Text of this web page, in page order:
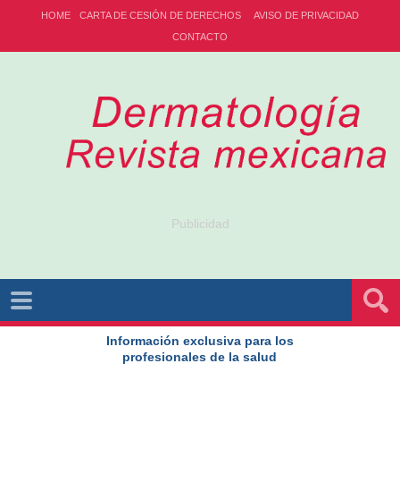
HOME CARTA DE CESIÓN DE DERECHOS
AVISO DE PRIVACIDAD
CONTACTO
Publicidad
Información exclusiva para los
profesionales de la salud